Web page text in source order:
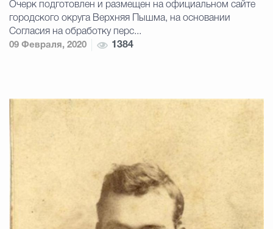
Очерк подготовлен и размещен на официальном сайте
городского округа Верхняя Пышма, на основании
Согласия на обработку перс...
09 Февраля, 2020
1384